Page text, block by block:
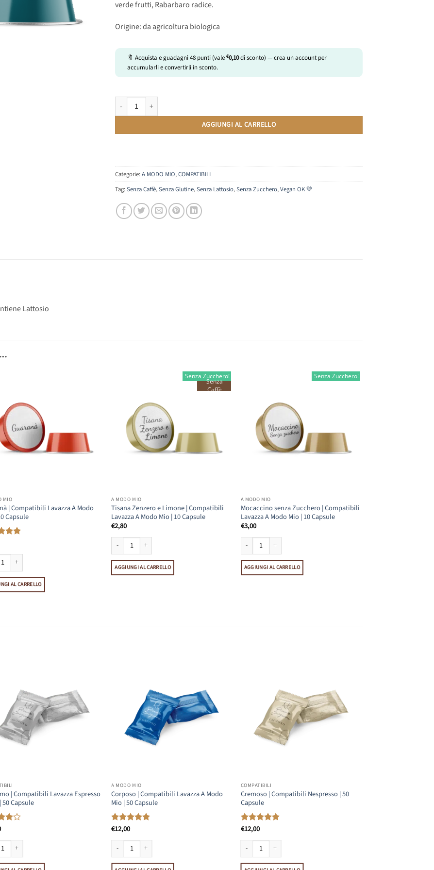
verde frutti, Rabarbaro radice.
Origine: da agricoltura biologica
🔖 Acquista e guadagni48 punti (vale €0,10di sconto) — crea un account per
accumularli e convertirli in sconto.
Tisana Digestive | Compatibili Lavazza A Modo Mio | 16 Capsule quantità
AGGIUNGI AL CARRELLO
Categorie:A MODO MIO,COMPATIBILI
Tag:Senza Caffè,Senza Glutine,Senza Lattosio,Senza Zucchero,Vegan OK 💚
Lattosio
quantità
MIO
| Compatibili Lavazza A Modo
Capsule
| Compatibili Lavazza A Modo Mio | 10 Capsule quantità
AL CARRELLO
Senza Zucchero!
Senza
Caffè
A MODO MIO
Tisana Zenzero e Limone | Compatibili
Lavazza A Modo Mio | 10 Capsule
€2,80
Tisana Zenzero e Limone | Compatibili Lavazza A Modo Mio | 10 Capsule quantità
AGGIUNGI AL CARRELLO
Senza Zucchero!
A MODO MIO
Mocaccino senza Zucchero | Compatibili
Lavazza A Modo Mio | 10 Capsule
€3,00
Mocaccino senza Zucchero | Compatibili Lavazza A Modo Mio | 10
AGGIUNGI AL CARRELLO
| Compatibili Lavazza Espresso
50 Capsule
| Compatibili Lavazza Espresso Point | 50 Capsule quantità
A MODO MIO
Corposo | Compatibili Lavazza A Modo
Mio | 50 Capsule
Valutato
€12,00
Corposo | Compatibili Lavazza A Modo Mio | 50 Capsule quantità
COMPATIBILI
Cremoso | Compatibili Nespresso | 50
Capsule
Valutato
€12,00
Cremoso | Compatibili Nespresso | 50 Capsule quantità